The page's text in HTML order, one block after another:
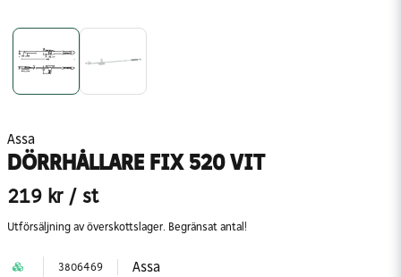
Assa
DÖRRHÅLLARE FIX 520 VIT
219 kr / st
Utförsäljning av överskottslager. Begränsat antal!
3806469 Assa